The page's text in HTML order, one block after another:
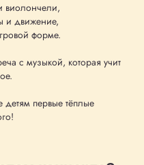
виолончели,
и движение,
форме.
с музыкой, которая учит
детям первые тёплые